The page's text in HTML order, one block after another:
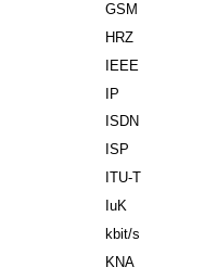
GSM
HRZ
IEEE
IP
ISDN
ISP
ITU-T
IuK
kbit/s
KNA